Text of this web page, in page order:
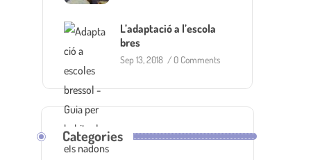
L’adaptació a l’escola
bres
Sep 13, 2018 /0 Comments
Categories